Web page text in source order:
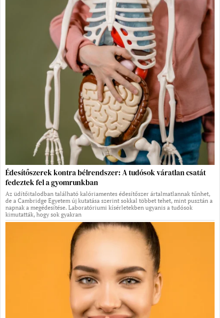
Édesítőszerek kontra bélrendszer: A tudósok váratlan csatát
fedeztek fel a gyomrunkban
Az üdítőitalodban található kalóriamentes édesítőszer ártalmatlannak tűnhet,
de a Cambridge Egyetem új kutatása szerint sokkal többet tehet, mint pusztán a
napnak a megédesítése. Laboratóriumi kísérletekben ugyanis a tudósok
kimutatták, hogy sok gyakran